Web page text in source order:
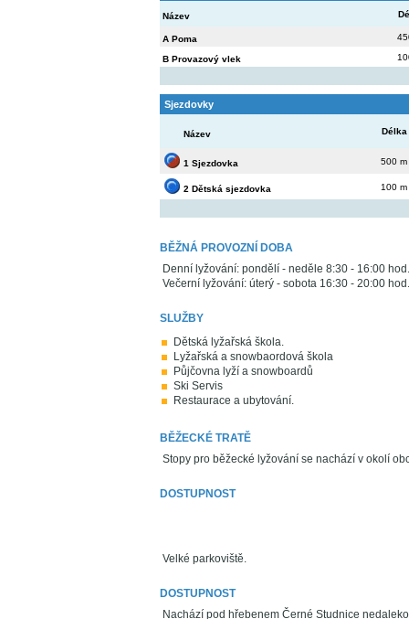
Název
A Poma
B Provazový vlek
Sjezdovky
Název Délka
1 Sjezdovka 500 m
2 Dětská sjezdovka 100 m
BĚŽNÁ PROVOZNÍ DOBA
Denní lyžování: pondělí - neděle 8:30 - 16:00 hod.
Večerní lyžování: úterý - sobota 16:30 - 20:00 hod.
SLUŽBY
Dětská lyžařská škola.
Lyžařská a snowbaordová škola
Půjčovna lyží a snowboardů
Ski Servis
Restaurace a ubytování.
BĚŽECKÉ TRATĚ
Stopy pro běžecké lyžování se nachází v okolí
DOSTUPNOST
Velké parkoviště.
DOSTUPNOST
Nachází pod hřebenem Černé Studnice